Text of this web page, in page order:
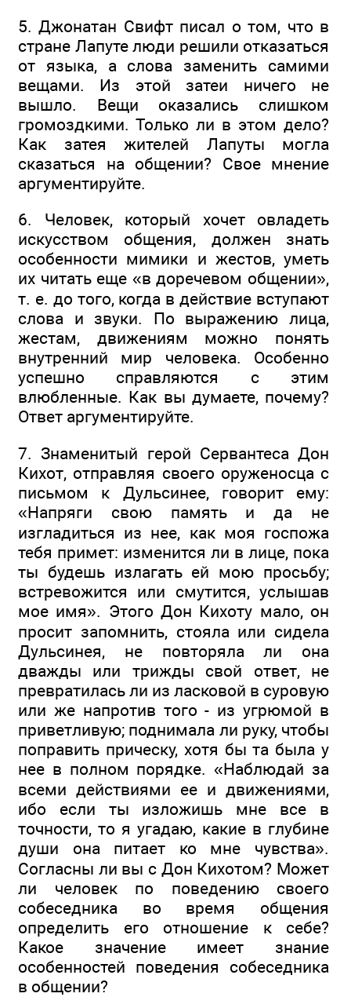
5. Джонатан Свифт писал о том, что в
стране Лапуте люди решили отказаться
от языка, а слова заменить самими
вещами. Из этой затеи ничего не
вышло. Вещи оказались слишком
громоздкими. Только ли в этом дело?
Как затея жителей Лапуты могла
сказаться на общении? Свое мнение
аргументируйте.
6. Человек, который хочет овладеть
искусством общения, должен знать
особенности мимики и жестов, уметь
их читать еще «в доречевом общении»,
т. е. до того, когда в действие вступают
слова и звуки. По выражению лица,
жестам, движениям можно понять
внутренний мир человека. Особенно
успешно справляются с этим
влюбленные. Как вы думаете, почему?
Ответ аргументируйте.
7. Знаменитый герой Сервантеса Дон
Кихот, отправляя своего оруженосца с
письмом к Дульсинее, говорит ему:
«Напряги свою память и да не
изгладиться из нее, как моя госпожа
тебя примет: изменится ли в лице, пока
ты будешь излагать ей мою просьбу;
встревожится или смутится, услышав
мое имя». Этого Дон Кихоту мало, он
просит запомнить, стояла или сидела
Дульсинея, не повторяла ли она
дважды или трижды свой ответ, не
превратилась ли из ласковой в суровую
или же напротив того - из угрюмой в
приветливую; поднимала ли руку, чтобы
поправить прическу, хотя бы та была у
нее в полном порядке. «Наблюдай за
всеми действиями ее и движениями,
ибо если ты изложишь мне все в
точности, то я угадаю, какие в глубине
души она питает ко мне чувства».
Согласны ли вы с Дон Кихотом? Может
ли человек по поведению своего
собеседника во время общения
определить его отношение к себе?
Какое значение имеет знание
особенностей поведения собеседника
в общении?